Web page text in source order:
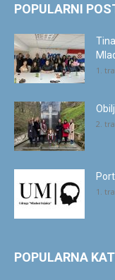
POPULARNI
1.
2.
1.
POPULARNA